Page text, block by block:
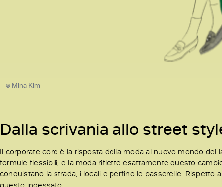
© Mina Kim
Dalla scrivania allo street
Il corporate core è la risposta della moda al nuovo mondo
formule flessibili, e la moda riflette esattamente questo
conquistano la strada, i locali e perfino le passerelle. Rispetto
questo ingessato.